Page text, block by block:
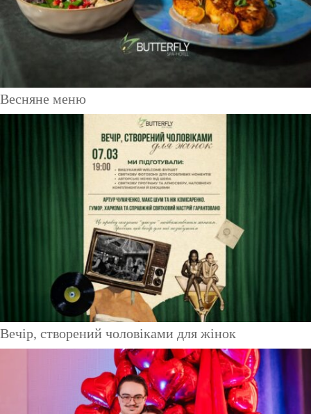
Весняне меню
Вечір, створений чоловіками для жінок